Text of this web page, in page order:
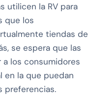
utilicen la RV para
que los
tiendas de
se espera que las
a los consumidores
en la que puedan
preferencias.